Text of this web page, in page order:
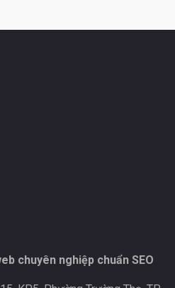
chuyên nghiệp chuẩn SEO